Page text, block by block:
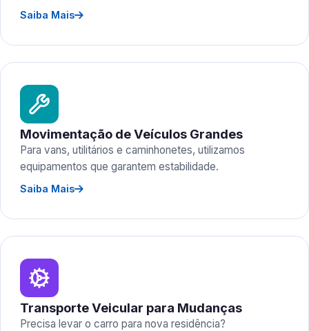
Saiba Mais
Movimentação de Veículos Grandes
Para vans, utilitários e caminhonetes, utilizamos
equipamentos que garantem estabilidade.
Saiba Mais
Transporte Veicular para Mudanças
Precisa levar o carro para nova residência?